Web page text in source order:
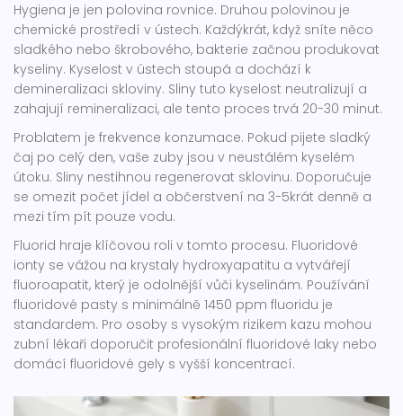
Hygiena je jen polovina rovnice. Druhou polovinou je
chemické prostředí v ústech. Každýkrát, když sníte něco
sladkého nebo škrobového, bakterie začnou produkovat
kyseliny. Kyselost v ústech stoupá a dochází k
demineralizaci skloviny. Sliny tuto kyselost neutralizují a
zahajují remineralizaci, ale tento proces trvá 20-30 minut.
Problatem je frekvence konzumace. Pokud pijete sladký
čaj po celý den, vaše zuby jsou v neustálém kyselém
útoku. Sliny nestihnou regenerovat sklovinu. Doporučuje
se omezit počet jídel a občerstvení na 3-5krát denně a
mezi tím pít pouze vodu.
Fluorid hraje klíčovou roli v tomto procesu. Fluoridové
ionty se vážou na krystaly hydroxyapatitu a vytvářejí
fluoroapatit, který je odolnější vůči kyselinám. Používání
fluoridové pasty s minimálně 1450 ppm fluoridu je
standardem. Pro osoby s vysokým rizikem kazu mohou
zubní lékaři doporučit profesionální fluoridové laky nebo
domácí fluoridové gely s vyšší koncentrací.